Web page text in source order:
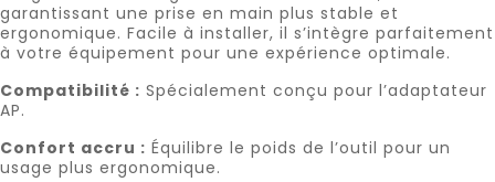
garantissant une prise en main plus stable et
ergonomique. Facile à installer, il s’intègre parfaitement
à votre équipement pour une expérience optimale.
Compatibilité : Spécialement conçu pour l’adaptateur
AP.
Confort accru : Équilibre le poids de l’outil pour un
usage plus ergonomique.